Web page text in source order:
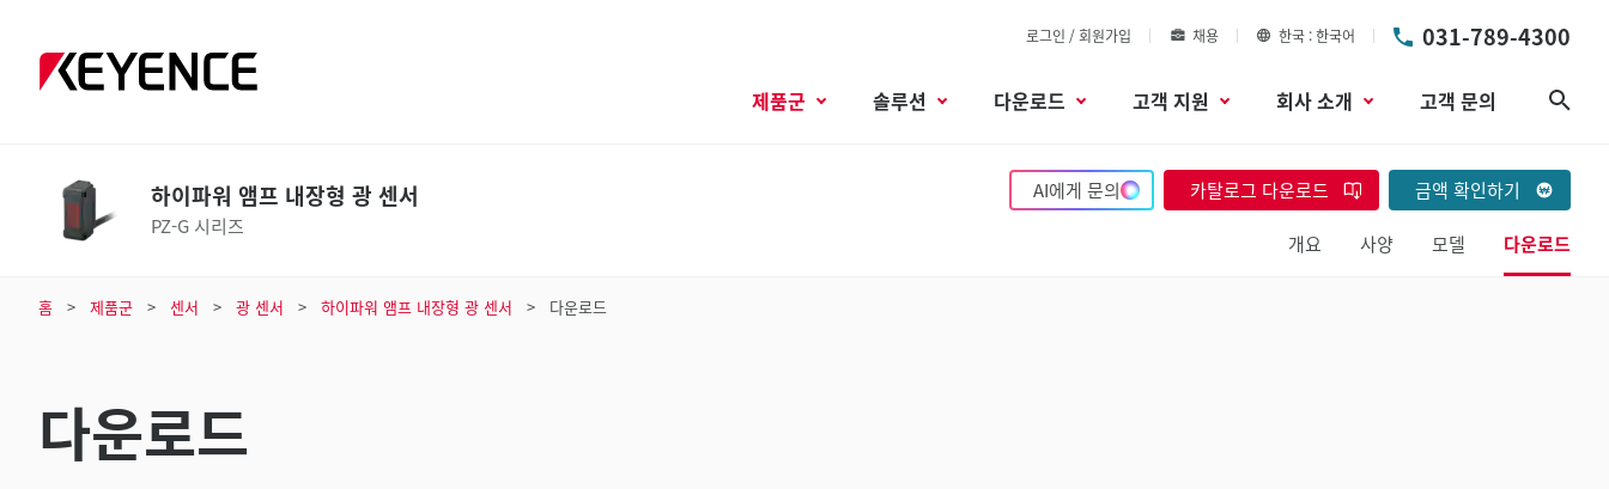
로그인 / 회원가입 채용 한국 한국어 031-789-4300
제품군 솔루션 다운로드 고객 지원 회사 소개 고객 문의
하이파워 앰프 내장형 광 센서
PZ-G 시리즈
AI에게 문의 카탈로그 다운로드 금액 확인하기
개요 사양 모델 다운로드
홈 제품군 센서 광 센서 하이파워 앰프 내장형 광 센서 다운로드
다운로드